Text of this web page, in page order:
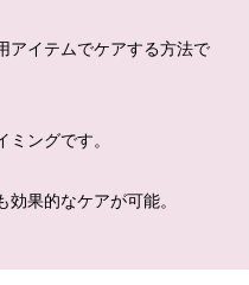
アイテムでケアする方法で
ングです。
果的なケアが可能。